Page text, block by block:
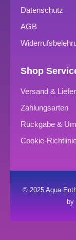
Datenschutz
AGB
Shop
Versand &
Zahlungsarten
Rückgabe &
Cookie-
© 2025 Aqua
by